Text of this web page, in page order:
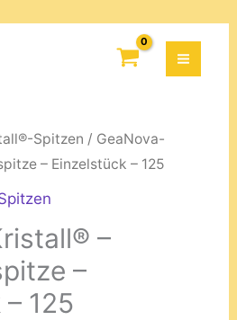
Spitzen / GeaNova-
– Einzelstück – 125
–
–
125